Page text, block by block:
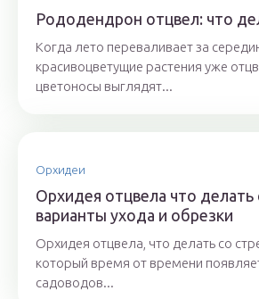
Рододендрон отцвел: что
Когда лето переваливает за
красивоцветущие растения уже
цветоносы выглядят...
Орхидеи
Орхидея отцвела что делать
варианты ухода и обрезки
Орхидея отцвела, что делать со
который время от времени
садоводов...